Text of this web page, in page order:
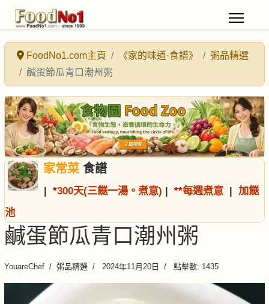
FoodNo1.com主頁 《家的味道·食譜》
粥品精選
鹹蛋節瓜青口潮州粥
家常菜食譜
| *300天(三餸一湯。煮意) | **每週煮意 | 加餸
池
鹹蛋節瓜青口潮州粥
YouareChef 粥品精選 2024年11月20日 點擊數: 1435